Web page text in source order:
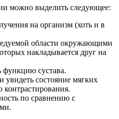
можно выделить следующее:
на организм (хоть и в
области окружающими
накладывается друг на
функцию сустава.
увидеть состояние мягких
контрастирования.
по сравнению с